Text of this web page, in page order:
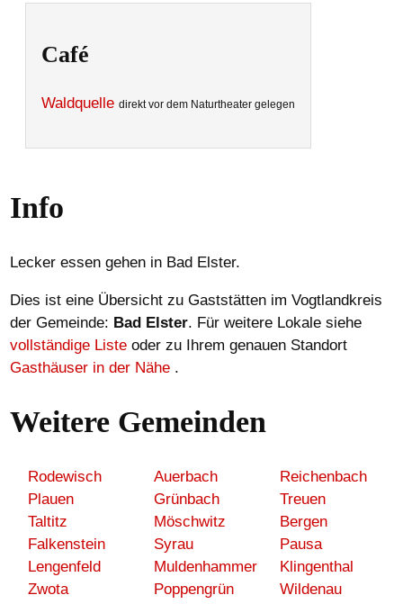
Café
Waldquelle direkt vor dem Naturtheater gelegen
Info
Lecker essen gehen in Bad Elster.
Dies ist eine Übersicht zu Gaststätten im Vogtlandkreis
der Gemeinde: Bad Elster. Für weitere Lokale siehe
vollständige Liste oder zu Ihrem genauen Standort
Gasthäuser in der Nähe .
Weitere Gemeinden
Rodewisch Auerbach
Reichenbach
Plauen
Grünbach
Treuen
Taltitz
Möschwitz
Bergen
Falkenstein
Syrau
Pausa
Lengenfeld
Muldenhammer
Klingenthal
Zwota
Poppengrün
Wildenau